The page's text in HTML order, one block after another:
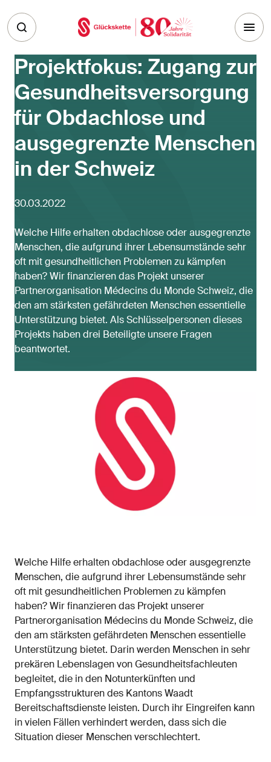
Projektfokus: Zugang zur
Gesundheitsversorgung
für Obdachlose und
ausgegrenzte Menschen
in der Schweiz
30.03.2022
Welche Hilfe erhalten obdachlose oder ausgegrenzte
Menschen, die aufgrund ihrer Lebensumstände sehr
oft mit gesundheitlichen Problemen zu kämpfen
haben? Wir finanzieren das Projekt unserer
Partnerorganisation Médecins du Monde Schweiz, die
den am stärksten gefährdeten Menschen essentielle
Unterstützung bietet. Als Schlüsselpersonen dieses
Projekts haben drei Beteiligte unsere Fragen
beantwortet.
Welche Hilfe erhalten obdachlose oder ausgegrenzte
Menschen, die aufgrund ihrer Lebensumstände sehr
oft mit gesundheitlichen Problemen zu kämpfen
haben? Wir finanzieren das Projekt unserer
Partnerorganisation Médecins du Monde Schweiz, die
den am stärksten gefährdeten Menschen essentielle
Unterstützung bietet. Darin werden Menschen in sehr
prekären Lebenslagen von Gesundheitsfachleuten
begleitet, die in den Notunterkünften und
Empfangsstrukturen des Kantons Waadt
Bereitschaftsdienste leisten. Durch ihr Eingreifen kann
in vielen Fällen verhindert werden, dass sich die
Situation dieser Menschen verschlechtert.